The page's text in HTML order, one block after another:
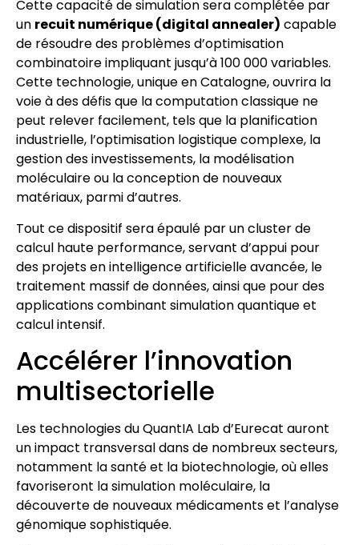
Cette capacité de simulation sera complétée par
un recuit numérique (digital annealer) capable
de résoudre des problèmes d’optimisation
combinatoire impliquant jusqu’à 100 000 variables.
Cette technologie, unique en Catalogne, ouvrira la
voie à des défis que la computation classique ne
peut relever facilement, tels que la planification
industrielle, l’optimisation logistique complexe, la
gestion des investissements, la modélisation
moléculaire ou la conception de nouveaux
matériaux, parmi d’autres.
Tout ce dispositif sera épaulé par un cluster de
calcul haute performance, servant d’appui pour
des projets en intelligence artificielle avancée, le
traitement massif de données, ainsi que pour des
applications combinant simulation quantique et
calcul intensif.
Accélérer l’innovation
multisectorielle
Les technologies du QuantIA Lab d’Eurecat auront
un impact transversal dans de nombreux secteurs,
notamment la santé et la biotechnologie, où elles
favoriseront la simulation moléculaire, la
découverte de nouveaux médicaments et l’analyse
génomique sophistiquée.